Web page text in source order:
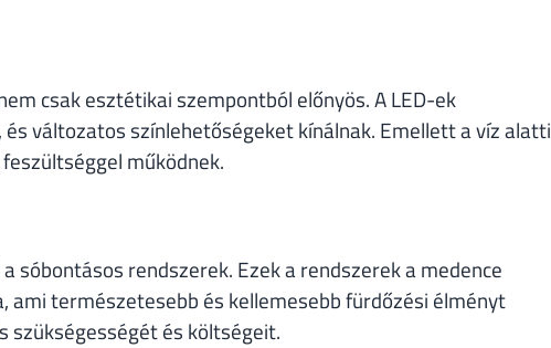
csak esztétikai szempontból előnyös. A LED-ek
változatos színlehetőségeket kínálnak. Emellett a víz alatti
működnek.
sóbontásos rendszerek. Ezek a rendszerek a medence
ami természetesebb és kellemesebb fürdőzési élményt
szükségességét és költségeit.